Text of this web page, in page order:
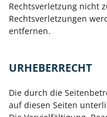
Rechtsverletzung nicht
Rechtsverletzungen
entfernen.
URHEBERRECHT
Die durch die
auf diesen Seiten